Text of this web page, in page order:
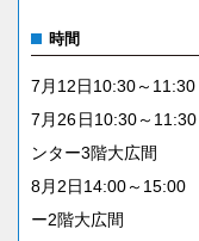
時間
7月12日10:30～
7月26日10:30～
ンター3階大広間
8月2日14:00～15:00
ー2階大広間